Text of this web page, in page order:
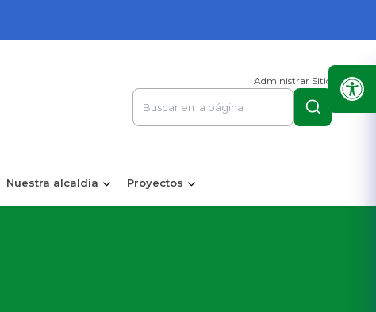
Administrar Sitio
Nuestra alcaldía Proyectos